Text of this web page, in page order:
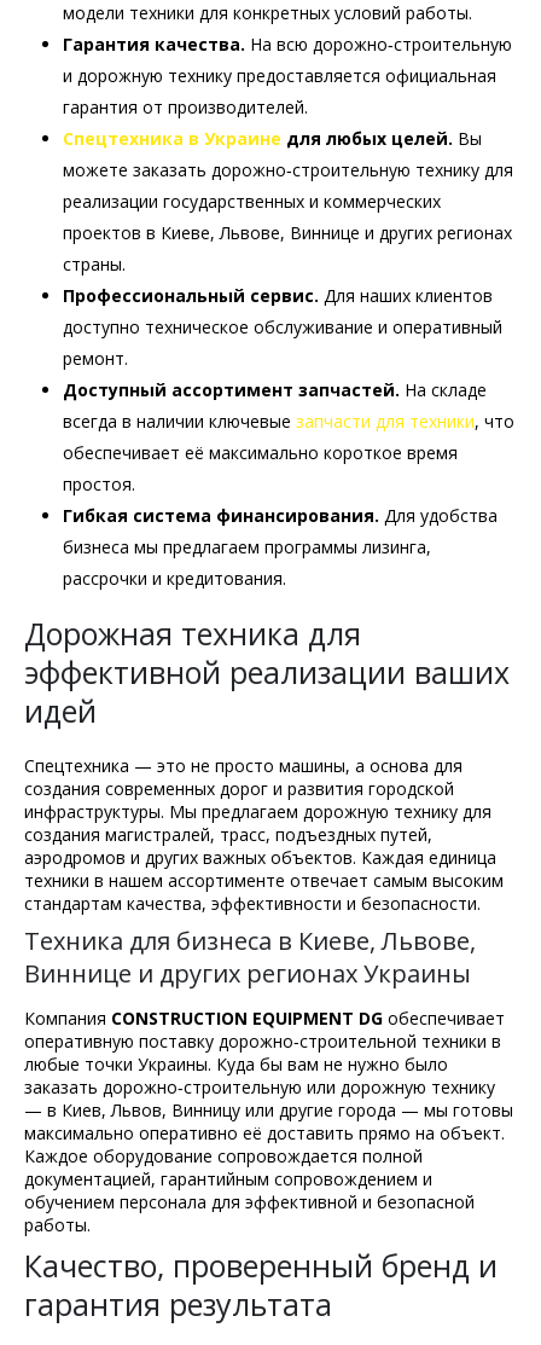
модели техники для конкретных условий работы.
Гарантия качества. На всю дорожно‑строительную
и дорожную технику предоставляется официальная
гарантия от производителей.
Спецтехника в Украине для любых целей. Вы
можете заказать дорожно‑строительную технику для
реализации государственных и коммерческих
проектов в Киеве, Львове, Виннице и других регионах
страны.
Профессиональный сервис. Для наших клиентов
доступно техническое обслуживание и оперативный
ремонт.
Доступный ассортимент запчастей. На складе
всегда в наличии ключевые запчасти для техники, что
обеспечивает её максимально короткое время
простоя.
Гибкая система финансирования. Для удобства
бизнеса мы предлагаем программы лизинга,
рассрочки и кредитования.
Дорожная техника для
эффективной реализации ваших
идей
Спецтехника — это не просто машины, а основа для
создания современных дорог и развития городской
инфраструктуры. Мы предлагаем дорожную технику для
создания магистралей, трасс, подъездных путей,
аэродромов и других важных объектов. Каждая единица
техники в нашем ассортименте отвечает самым высоким
стандартам качества, эффективности и безопасности.
Техника для бизнеса в Киеве, Львове,
Виннице и других регионах Украины
Компания CONSTRUCTION EQUIPMENT DG обеспечивает
оперативную поставку дорожно‑строительной техники в
любые точки Украины. Куда бы вам не нужно было
заказать дорожно‑строительную или дорожную технику
— в Киев, Львов, Винницу или другие города — мы готовы
максимально оперативно её доставить прямо на объект.
Каждое оборудование сопровождается полной
документацией, гарантийным сопровождением и
обучением персонала для эффективной и безопасной
работы.
Качество, проверенный бренд и
гарантия результата